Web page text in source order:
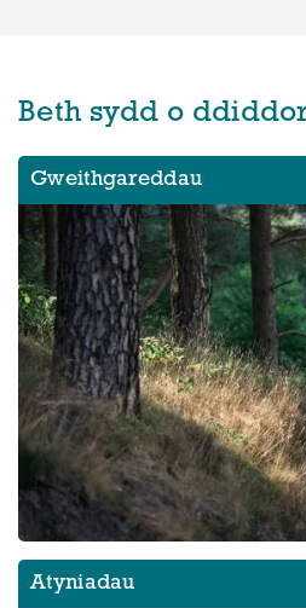
Beth sydd o
Gweithgareddau
Atyniadau